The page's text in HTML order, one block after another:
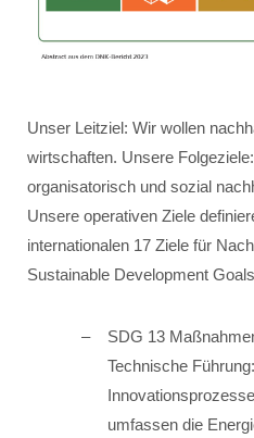
Unser Leitziel: Wir wollen
wirtschaften. Unsere
organisatorisch und sozial
Unsere operativen Ziele
internationalen 17 Ziele für
Sustainable Development
SDG 13
Technische
umfassen die